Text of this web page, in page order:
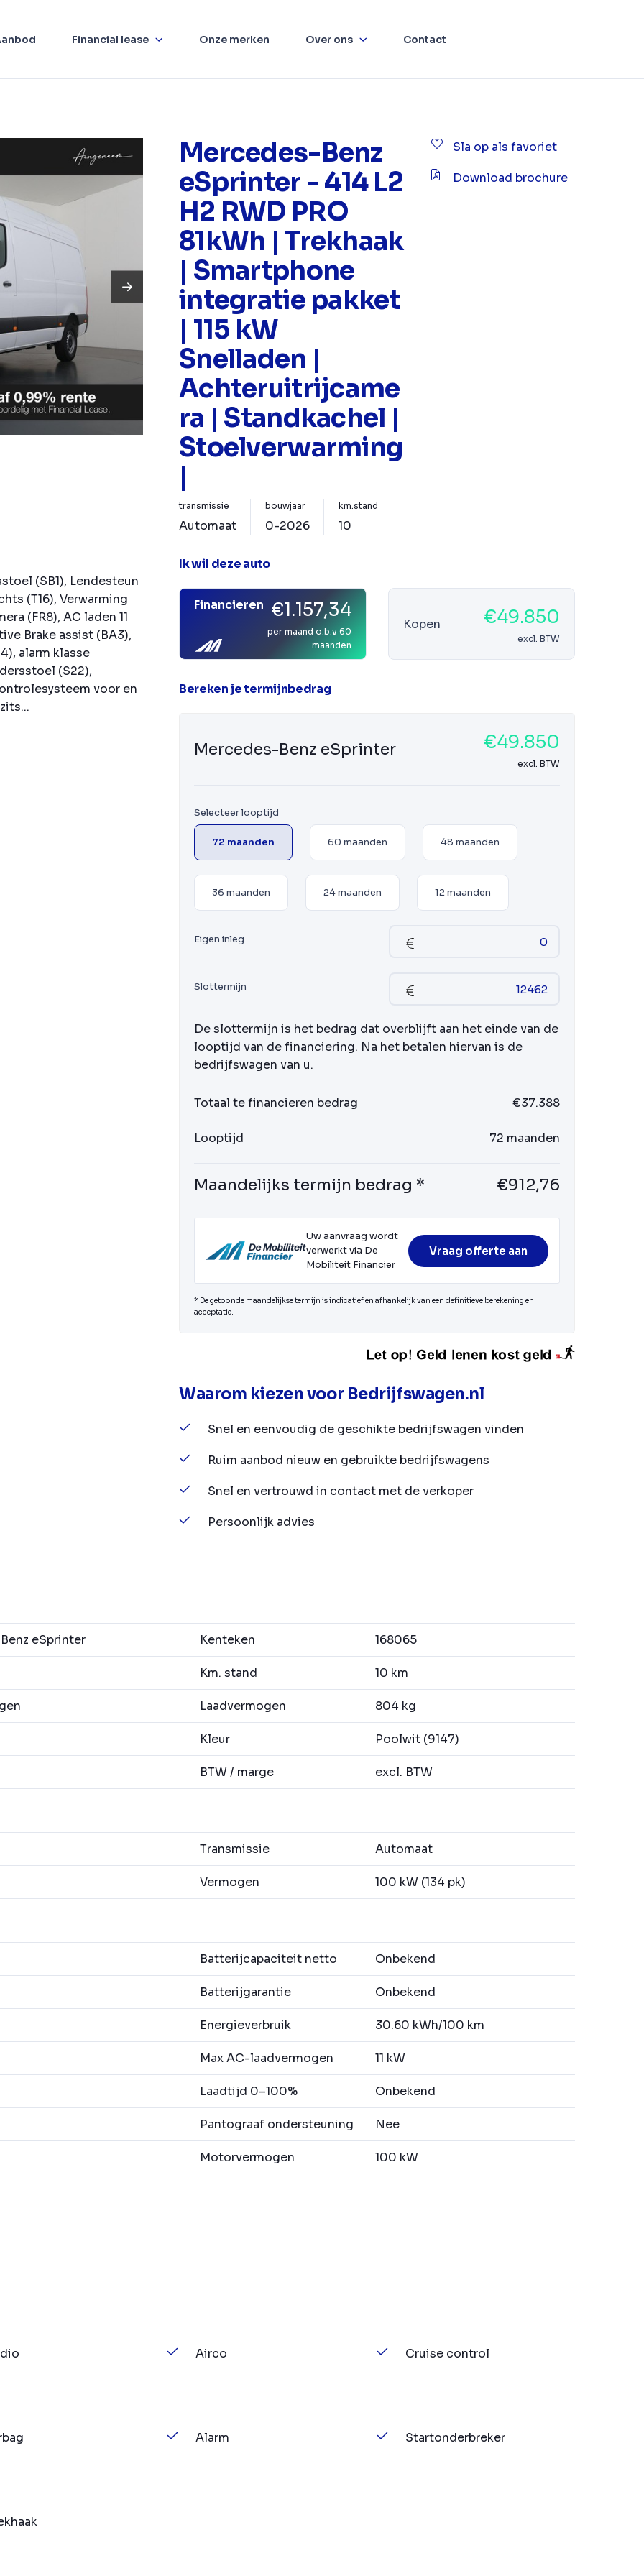
Financial lease Onze merken Over ons Contact
(SB1), Lendesteun
(T16), Verwarming
(FR8), AC laden 11
Brake assist (BA3),
alarm klasse
(S22),
voor en
Mercedes-Benz
eSprinter - 414 L2
H2 RWD PRO
81kWh | Trekhaak
| Smartphone
integratie pakket
| 115 kW
Snelladen |
Achteruitrijcame
ra | Standkachel |
Stoelverwarming
|
Sla op als favoriet
Download brochure
transmissie
Automaat
bouwjaar
0-2026
km.stand
10
Ik wil deze auto
Financieren €1.157,34
per maand o.b.v 60
maanden
Kopen €49.850
excl. BTW
Bereken je termijnbedrag
Mercedes-Benz eSprinter €49.850
excl. BTW
Selecteer looptijd
72 maanden 60 maanden 48 maanden
36 maanden 24 maanden 12 maanden
Eigen inleg
Slottermijn
De slottermijn is het bedrag dat overblijft aan het einde van de
looptijd van de financiering. Na het betalen hiervan is de
bedrijfswagen van u.
Totaal te financieren bedrag €37.388
Looptijd 72 maanden
Maandelijks termijn bedrag * €912,76
Uw aanvraag wordt
verwerkt via De
Mobiliteit Financier
Vraag offerte aan
* De getoonde maandelijkse termijn is indicatief en afhankelijk van een definitieve berekening en
acceptatie.
Waarom kiezen voor Bedrijfswagen.nl
Snel en eenvoudig de geschikte bedrijfswagen vinden
Ruim aanbod nieuw en gebruikte bedrijfswagens
Snel en vertrouwd in contact met de verkoper
Persoonlijk advies
eSprinter Kenteken 168065
Km. stand 10 km
Laadvermogen 804 kg
Kleur Poolwit (9147)
BTW / marge excl. BTW
Transmissie Automaat
Vermogen 100 kW (134 pk)
Batterijcapaciteit netto Onbekend
Batterijgarantie Onbekend
Energieverbruik 30.60 kWh/100 km
Max AC-laadvermogen 11 kW
Laadtijd 0–100% Onbekend
Pantograaf ondersteuning Nee
Motorvermogen 100 kW
Airco Cruise control
Alarm Startonderbreker